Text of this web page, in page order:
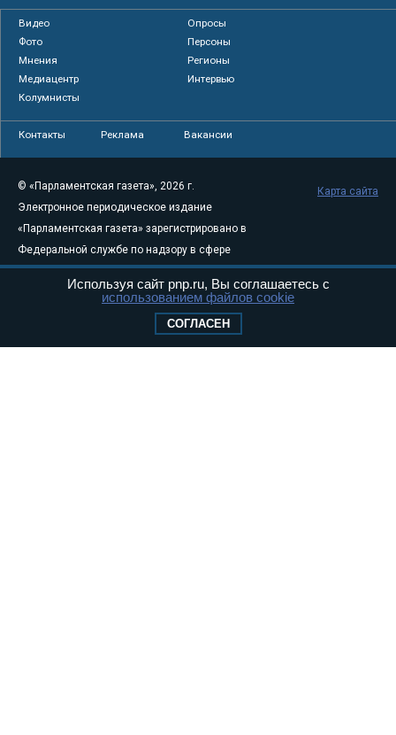
Видео
Опросы
Фото
Персоны
Мнения
Регионы
Медиацентр
Интервью
Колумнисты
Контакты Реклама Вакансии
© «Парламентская газета», 2026 г.
Электронное периодическое издание
«Парламентская газета» зарегистрировано в
Федеральной службе по надзору в сфере
связи, информационных технологий и
массовых коммуникаций (Роскомнадзор) 05
Свидетельство о регистрации Эл № ФС77-
Карта сайта
Используя сайт pnp.ru, Вы соглашаетесь с
использованием файлов cookie
СОГЛАСЕН